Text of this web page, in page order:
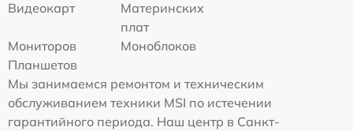
Видеокарт
Материнских
плат
Мониторов
Моноблоков
Планшетов
Мы занимаемся ремонтом и техническим
обслуживанием техники MSI по истечении
гарантийного периода. Наш центр в Санкт-